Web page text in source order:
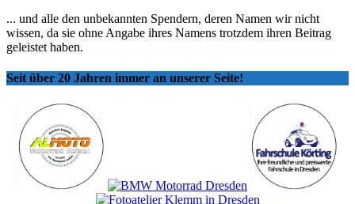
... und alle den unbekannten Spendern, deren Namen wir nicht
wissen, da sie ohne Angabe ihres Namens trotzdem ihren Beitrag
geleistet haben.
Seit über 20 Jahren immer an unserer Seite!